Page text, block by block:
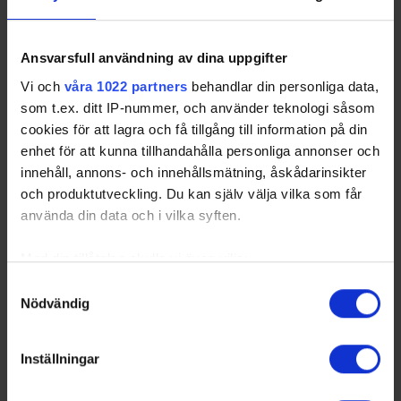
Ansvarsfull användning av dina uppgifter
Vi och våra 1022 partners behandlar din personliga data,
som t.ex. ditt IP-nummer, och använder teknologi såsom
cookies för att lagra och få tillgång till information på din
enhet för att kunna tillhandahålla personliga annonser och
innehåll, annons- och innehållsmätning, åskådarinsikter
och produktutveckling. Du kan själv välja vilka som får
använda din data och i vilka syften.
Med din tillåtelse skulle vi även vilja:
som kan ha en noggrannhet på upp till flera meter
Ta reda på mer om hur dina personliga uppgifter
Nödvändig
Inställningar
Stockholm Nord från och med 2012
Stockholm Syd från och med 2012
Göteborgs statistikrad avser även Göteborg Blå
Göteborg Vit 2010 bestod av tolv
Värmlands statistikrad i maratontabellen avser även
Värmland Vit 2011
Smålands statistikrad i maratontabellen avser även